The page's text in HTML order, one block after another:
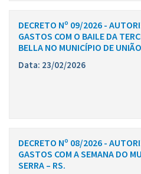
DECRETO Nº 09/2026 -
GASTOS COM O BAILE DA
BELLA NO MUNICÍPIO DE
Data: 23/02/2026
DECRETO Nº 08/2026 -
GASTOS COM A SEMANA DO
SERRA – RS.